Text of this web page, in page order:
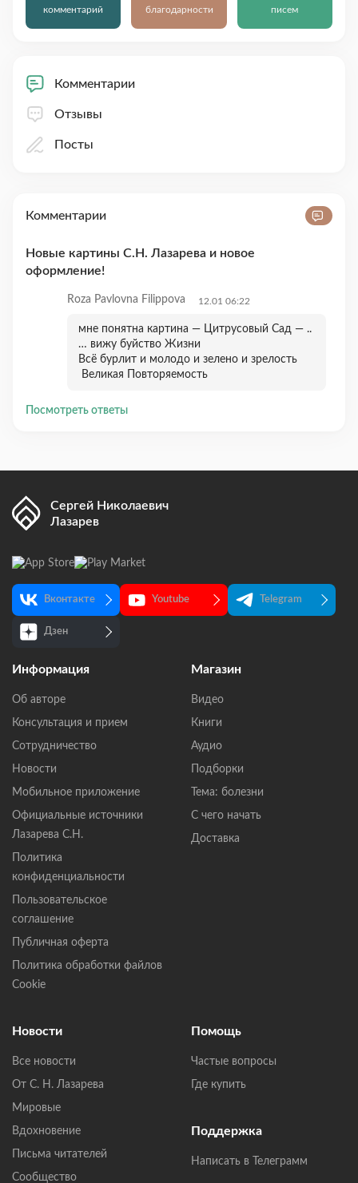
комментарий благодарности писем
Комментарии
Отзывы
Посты
Комментарии
Новые картины С.Н. Лазарева и новое
оформление!
Roza Pavlovna Filippova 12.01 06:22
мне понятна картина — Цитрусовый Сад — ..
… вижу буйство Жизни
Всё бурлит и молодо и зелено и зрелость
Великая Повторяемость
Посмотреть ответы
Сергей Николаевич
Лазарев
Вконтакте Youtube Telegram
Дзен
Информация
Об авторе
Консультация и прием
Сотрудничество
Новости
Мобильное приложение
Официальные источники
Лазарева С.Н.
Политика
конфиденциальности
Пользовательское
соглашение
Публичная оферта
Политика обработки файлов
Cookie
Магазин
Видео
Книги
Аудио
Подборки
Тема: болезни
С чего начать
Доставка
Новости
Все новости
От С. Н. Лазарева
Мировые
Вдохновение
Письма читателей
Сообщество
Помощь
Частые вопросы
Где купить
Поддержка
Написать в Телеграмм